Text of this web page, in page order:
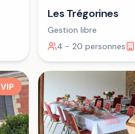
Les Trégorines
Gestion libre
4 - 20 personnes
VIP